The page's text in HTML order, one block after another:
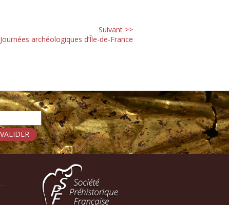
Suivant >>
Journées archéologiques d’Île-de-France